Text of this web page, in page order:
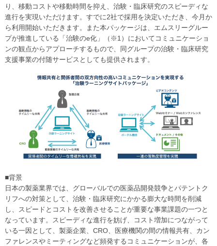
り、移動コストや移動時間を抑え、治験・臨床研究のスピーディな
進行を実現いただけます。すでに2社で採用を決定いただき、今月か
ら利用開始いただきます。また本パッケージは、エムスリーグルー
プが推進している「治験のe化」（※1）においてコミュニケーショ
ンの観点からアプローチするもので、同グループの治験・臨床研究
支援事業の付随サービスとしても提供されます。
■背景
日本の製薬業界では、グローバルでの医薬品開発競争とパテントク
リフへの対策として、治験・臨床研究にかかる膨大な時間を削減
し、スピードとコストを改善させることが重要な事業課題の一つと
なっています。スピーディな進行を妨げ、コスト増加につながって
いる一因として、製薬企業、CRO、医療機関の間の情報共有、カン
ファレンスやミーティングなど頻発するコミュニケーションが、各